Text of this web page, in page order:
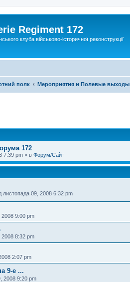
Regiment 172
клуба військово-історичної реконструкції
полк Мероприятия и Полевые выходы
172
7:39 pm » в Форум/Сайт
листопада 09, 2008 6:32 pm
9:00 pm
8:32 pm
2:07 pm
9-е ...
2008 9:20 pm